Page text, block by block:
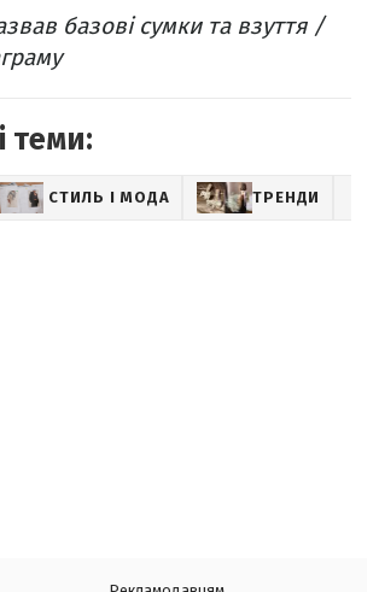
базові сумки та взуття /
теми:
СТИЛЬ І МОДА ТРЕНДИ